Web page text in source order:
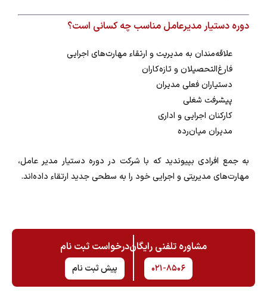
دوره دستیار مدیرعامل مناسب چه کسانی است؟
علاقه‌مندان به مدیریت و ارتقاء مهارت‌های اجرایی
فارغ‌التحصیلان و تازه‌کاران
دستیاران فعلی مدیران
پیشرفت شغلی
کارکنان اجرایی و اداری
مدیران میان‌‌رده
به جمع افرادی بپیوندید که با شرکت در دوره دستیار مدیر عامل،
مهارت‌های مدیریتی و اجرایی خود را به سطحی جدید ارتقاء داده‌اند.
مشاوره تلفنی رایگان
۰۲۱-۸۵۰۶
درخواست ثبت نام
پیش ثبت نام